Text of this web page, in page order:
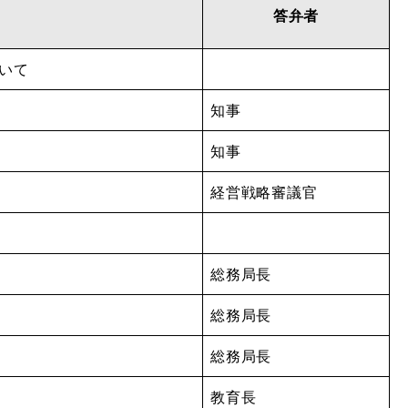
答弁者
て
知事
知事
経営戦略審議官
総務局長
総務局長
総務局長
教育長